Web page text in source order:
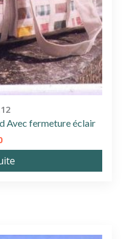
Avec fermeture éclair